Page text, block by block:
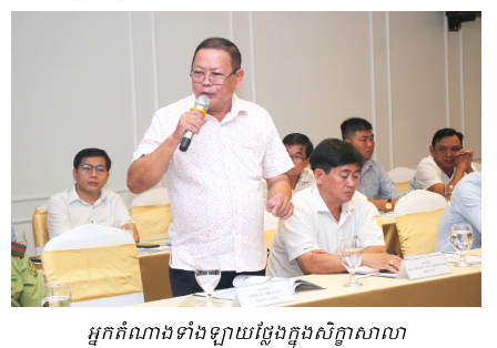
អ្នក​តំ​ណាង​ទាំង​ឡាយ​ថ្លែង​ក្នុង​សិក្ខា​សា​លា